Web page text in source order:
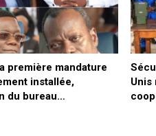
première mandature
installée,
du bureau…